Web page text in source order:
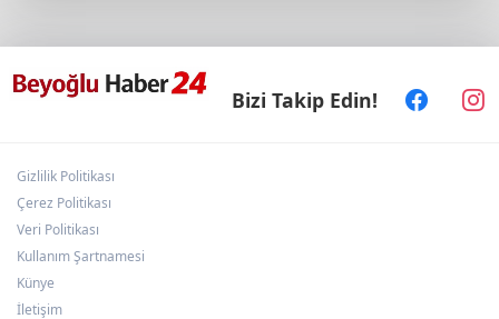
TMSF, Kayapalı Nilüfer’in 95 aracını satışa
çıkarıyor! Muhammen bedel belli oldu
Bizi Takip Edin!
Gizlilik Politikası
Çerez Politikası
Veri Politikası
Kullanım Şartnamesi
Künye
İletişim